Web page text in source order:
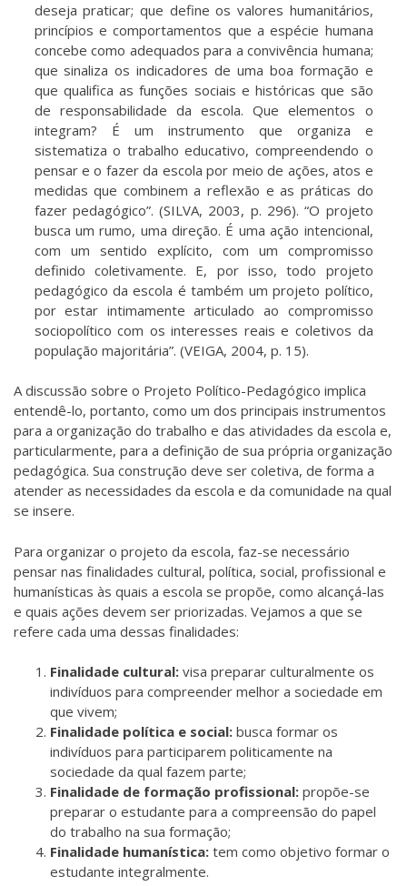
deseja praticar; que define os valores humanitários,
princípios e comportamentos que a espécie humana
concebe como adequados para a convivência humana;
que sinaliza os indicadores de uma boa formação e
que qualifica as funções sociais e históricas que são
de responsabilidade da escola. Que elementos o
integram? É um instrumento que organiza e
sistematiza o trabalho educativo, compreendendo o
pensar e o fazer da escola por meio de ações, atos e
medidas que combinem a reflexão e as práticas do
fazer pedagógico”. (SILVA, 2003, p. 296). “O projeto
busca um rumo, uma direção. É uma ação intencional,
com um sentido explícito, com um compromisso
definido coletivamente. E, por isso, todo projeto
pedagógico da escola é também um projeto político,
por estar intimamente articulado ao compromisso
sociopolítico com os interesses reais e coletivos da
população majoritária”. (VEIGA, 2004, p. 15).
A discussão sobre o Projeto Político-Pedagógico implica
entendê-lo, portanto, como um dos principais instrumentos
para a organização do trabalho e das atividades da escola e,
particularmente, para a definição de sua própria organização
pedagógica. Sua construção deve ser coletiva, de forma a
atender as necessidades da escola e da comunidade na qual
se insere.
Para organizar o projeto da escola, faz-se necessário
pensar nas finalidades cultural, política, social, profissional e
humanísticas às quais a escola se propõe, como alcançá-las
e quais ações devem ser priorizadas. Vejamos a que se
refere cada uma dessas finalidades:
Finalidade cultural: visa preparar culturalmente os
indivíduos para compreender melhor a sociedade em
que vivem;
Finalidade política e social: busca formar os
indivíduos para participarem politicamente na
sociedade da qual fazem parte;
Finalidade de formação profissional: propõe-se
preparar o estudante para a compreensão do papel
do trabalho na sua formação;
Finalidade humanística: tem como objetivo formar o
estudante integralmente.